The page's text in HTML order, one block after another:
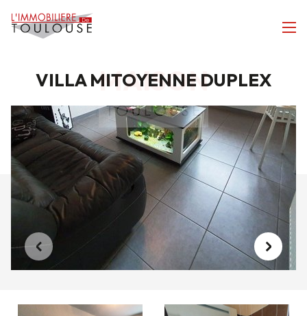
VILLA MITOYENNE DUPLEX
MAISON